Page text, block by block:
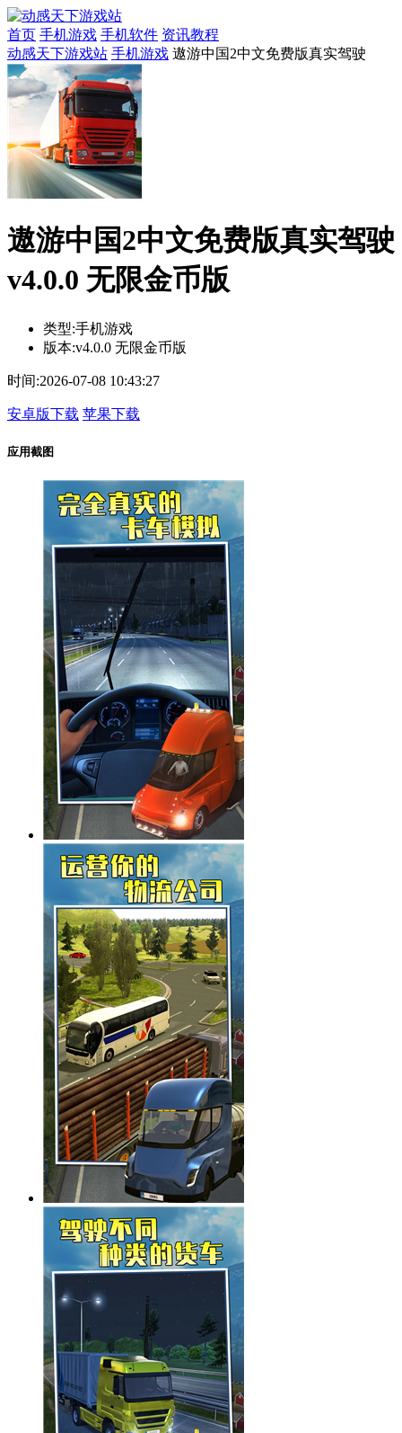
首页 手机游戏 手机软件 资讯教程
动感天下游戏站 手机游戏 遨游中国2中文免费版真实驾驶
遨游中国2中文免费版真实驾驶
v4.0.0 无限金币版
类型:手机游戏
版本:v4.0.0 无限金币版
时间:2026-07-08 10:43:27
安卓版下载 苹果下载
应用截图